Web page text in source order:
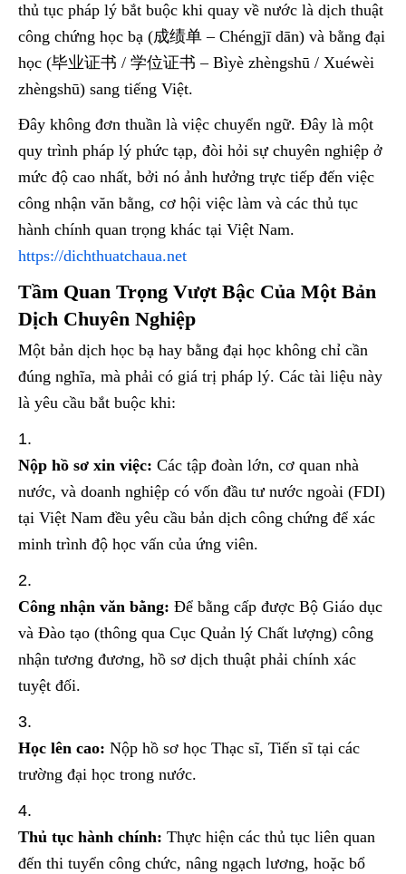
thủ tục pháp lý bắt buộc khi quay về nước là dịch thuật
công chứng học bạ (成绩单 – Chéngjī dān) và bằng đại
học (毕业证书 / 学位证书 – Bìyè zhèngshū / Xuéwèi
zhèngshū) sang tiếng Việt.
Đây không đơn thuần là việc chuyển ngữ. Đây là một
quy trình pháp lý phức tạp, đòi hỏi sự chuyên nghiệp ở
mức độ cao nhất, bởi nó ảnh hưởng trực tiếp đến việc
công nhận văn bằng, cơ hội việc làm và các thủ tục
hành chính quan trọng khác tại Việt Nam.
https://dichthuatchaua.net
Tầm Quan Trọng Vượt Bậc Của Một Bản
Dịch Chuyên Nghiệp
Một bản dịch học bạ hay bằng đại học không chỉ cần
đúng nghĩa, mà phải có giá trị pháp lý. Các tài liệu này
là yêu cầu bắt buộc khi:
Nộp hồ sơ xin việc: Các tập đoàn lớn, cơ quan nhà
nước, và doanh nghiệp có vốn đầu tư nước ngoài (FDI)
tại Việt Nam đều yêu cầu bản dịch công chứng để xác
minh trình độ học vấn của ứng viên.
Công nhận văn bằng: Để bằng cấp được Bộ Giáo dục
và Đào tạo (thông qua Cục Quản lý Chất lượng) công
nhận tương đương, hồ sơ dịch thuật phải chính xác
tuyệt đối.
Học lên cao: Nộp hồ sơ học Thạc sĩ, Tiến sĩ tại các
trường đại học trong nước.
Thủ tục hành chính: Thực hiện các thủ tục liên quan
đến thi tuyển công chức, nâng ngạch lương, hoặc bổ